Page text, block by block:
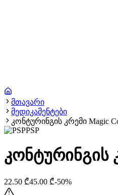
მთავარი
მედიკამენტები
კონტურინგის კრემი Magic
PSP
კონტურინგის
22.50 ₾45.00 ₾-50%